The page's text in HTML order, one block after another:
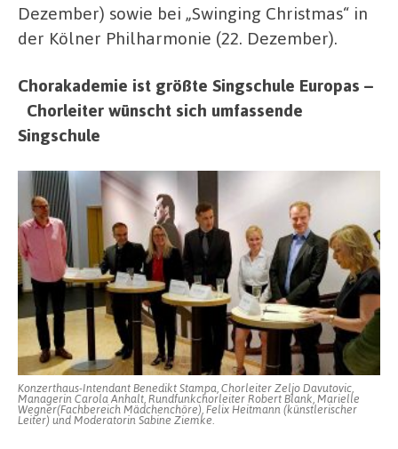
Dezember) sowie bei „Swinging Christmas“ in
der Kölner Philharmonie (22. Dezember).
Chorakademie ist größte Singschule Europas –
Chorleiter wünscht sich umfassende
Singschule
Konzerthaus-Intendant Benedikt Stampa, Chorleiter Zeljo Davutovic,
Managerin Carola Anhalt, Rundfunkchorleiter Robert Blank, Marielle
Wegner(Fachbereich Mädchenchöre), Felix Heitmann (künstlerischer
Leiter) und Moderatorin Sabine Ziemke.